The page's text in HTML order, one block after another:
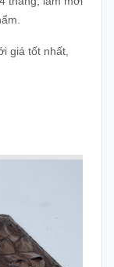
giá tốt nhất,